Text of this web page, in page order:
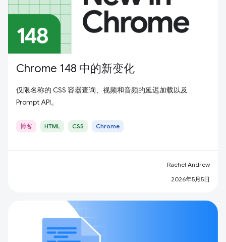
Chrome 148 中的新变化
仅限名称的 CSS 容器查询、视频和音频的延迟加载以及
Prompt API。
博客 HTML CSS Chrome
Rachel Andrew
2026年5月5日